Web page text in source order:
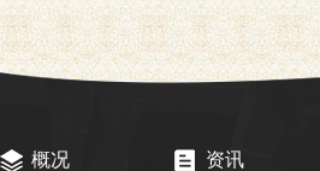
概况 资讯